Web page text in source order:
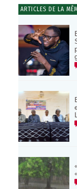
ARTICLES DE LA